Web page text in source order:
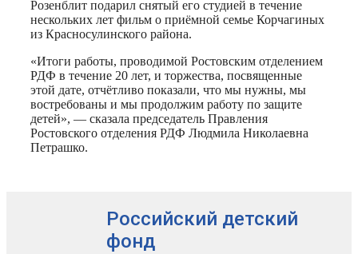
Розенблит подарил снятый его студией в течение
нескольких лет фильм о приёмной семье Корчагиных
из Красносулинского района.
«Итоги работы, проводимой Ростовским отделением
РДФ в течение 20 лет, и торжества, посвященные
этой дате, отчётливо показали, что мы нужны, мы
востребованы и мы продолжим работу по защите
детей», — сказала председатель Правления
Ростовского отделения РДФ Людмила Николаевна
Петрашко.
Российский детский
фонд